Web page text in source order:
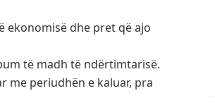
ekonomisë dhe pret që ajo
të madh të ndërtimtarisë.
me periudhën e kaluar, pra